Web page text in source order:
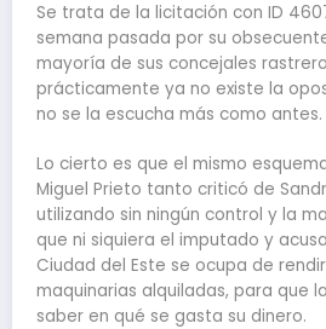
Se trata de la licitación con ID
semana pasada por su
mayoría de sus concejales
prácticamente ya no existe la
no se la escucha más como antes.
Lo cierto es que el mismo
Miguel Prieto tanto criticó de
utilizando sin ningún control y la
que ni siquiera el imputado y
Ciudad del Este se ocupa de
maquinarias alquiladas, para que
saber en qué se gasta su dinero.